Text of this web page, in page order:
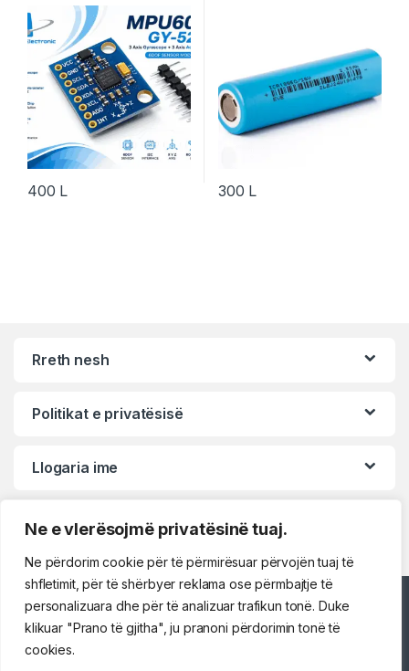
Ne e vlerësojmë privatësinë tuaj.
Ne përdorim cookie për të përmirësuar përvojën tuaj të
shfletimit, për të shërbyer reklama ose përmbajtje të
personalizuara dhe për të analizuar trafikun tonë. Duke
klikuar "Prano të gjitha", ju pranoni përdorimin tonë të
cookies.
400 L 300 L
Rreth nesh
Politikat e privatësisë
Llogaria ime
Përshëndetje!